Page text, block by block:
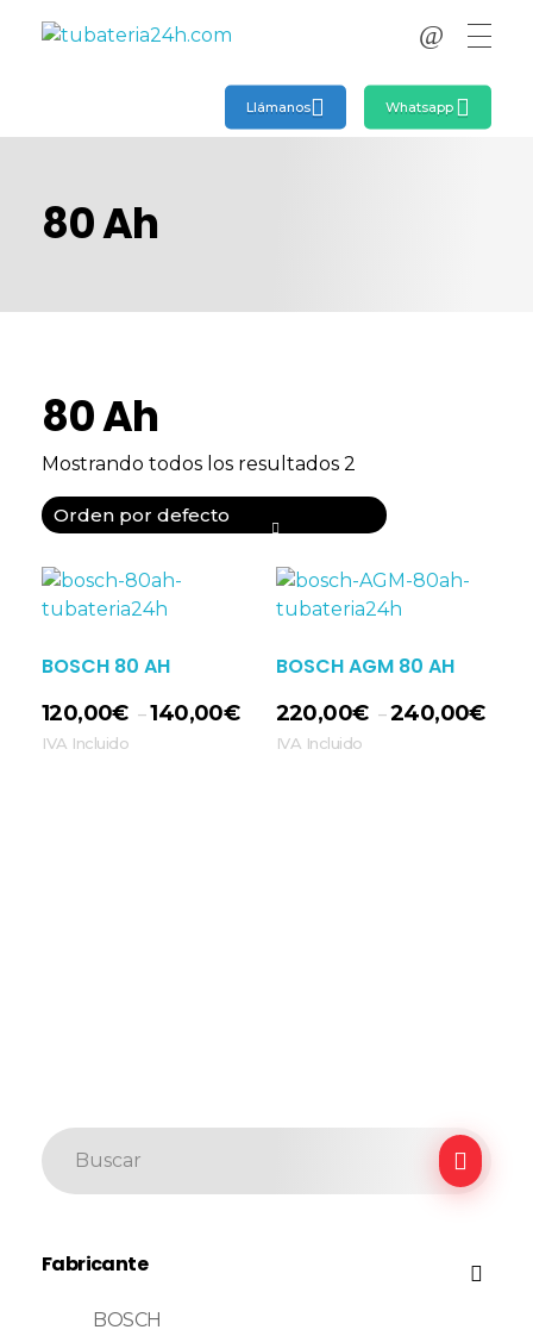
Whatsapp
Llámanos
80 Ah
80 Ah
Mostrando todos los resultados 2
BOSCH 80 AH
120,00€ –140,00€
IVA Incluido
BOSCH AGM 80 AH
220,00€ –240,00€
IVA Incluido
Fabricante
BOSCH